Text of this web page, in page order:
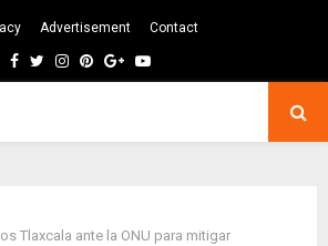
Advertisement Contact
Facebook
TwitterInstagram
Pinterest
GoogleYoutube
Tlaxcala ante la ONU para mitigar